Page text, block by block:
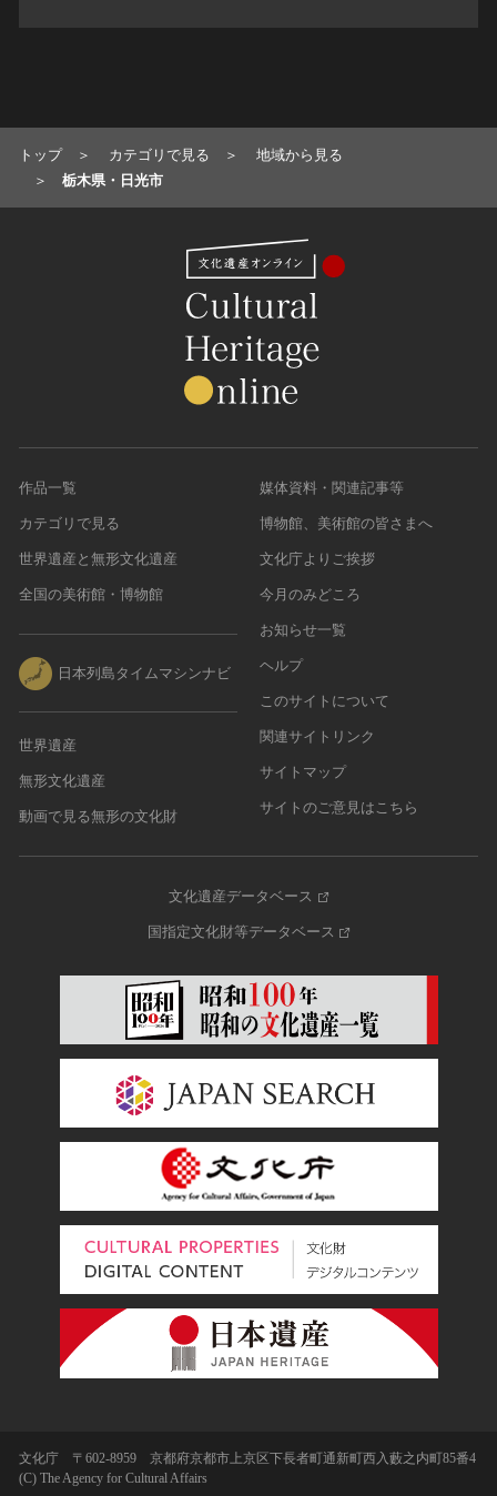
トップ カテゴリで見る
地域から見る
栃木県・日光市
作品一覧
カテゴリで見る
世界遺産と無形文化遺産
全国の美術館・博物館
日本列島タイムマシンナビ
世界遺産
無形文化遺産
動画で見る無形の文化財
媒体資料・関連記事等
博物館、美術館の皆さまへ
文化庁よりご挨拶
今月のみどころ
お知らせ一覧
ヘルプ
このサイトについて
関連サイトリンク
サイトマップ
サイトのご意見はこちら
文化遺産データベース
国指定文化財等データベース
文化庁 〒602-8959 京都府京都市上京区下長者町通新町西入藪之内町85番4
(C) The Agency for Cultural Affairs